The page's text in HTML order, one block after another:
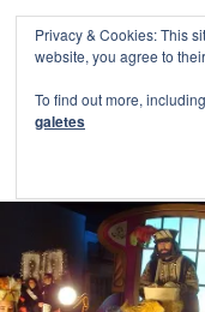
Aneu
contingut
Blog Guia
Privacy & Cookies: This
website, you agree to
To find out more,
galetes